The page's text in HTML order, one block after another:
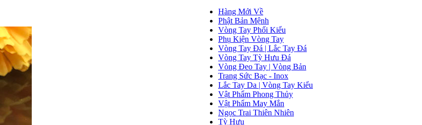
Hàng Mới Về
Phật Bản Mệnh
Vòng Tay Phối Kiểu
Phụ Kiện Vòng Tay
Vòng Tay Đá | Lắc Tay Đá
Vòng Tay Tỳ Hưu Đá
Vòng Đeo Tay | Vòng Bản
Trang Sức Bạc - Inox
Lắc Tay Da | Vòng Tay Kiểu
Vật Phẩm Phong Thủy
Vật Phẩm May Mắn
Ngọc Trai Thiên Nhiên
Tỳ Hưu